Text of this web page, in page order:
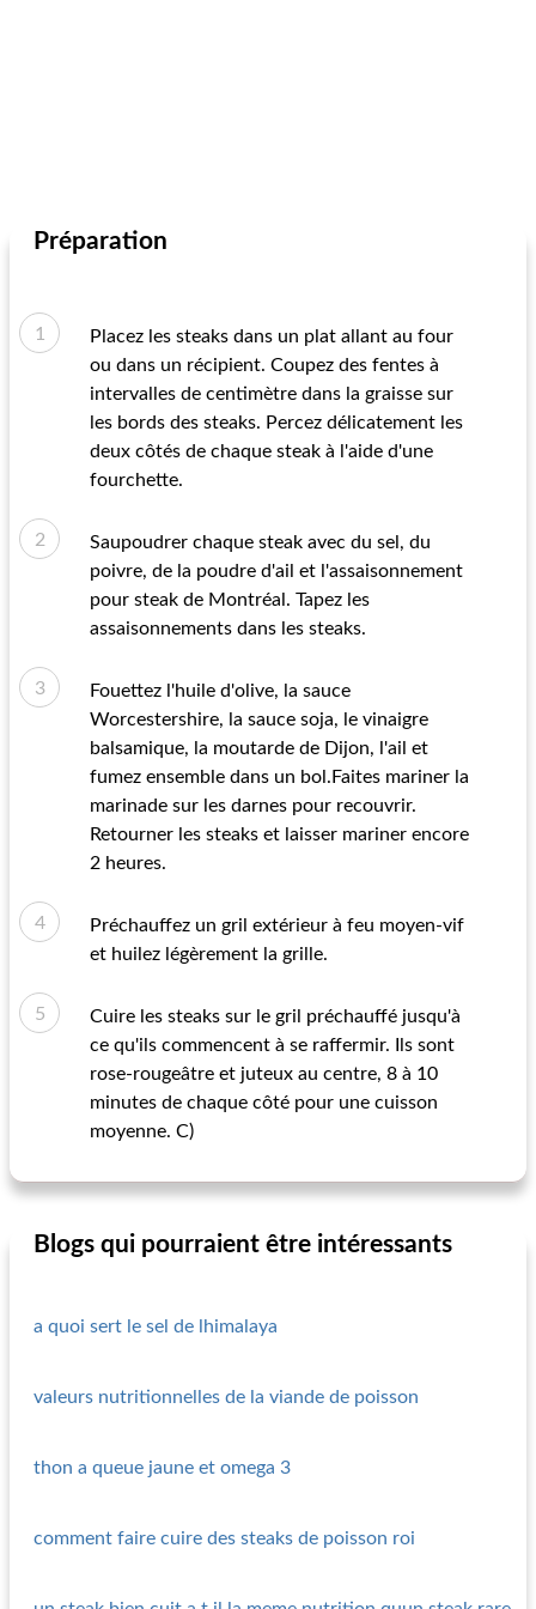
Préparation
Placez les steaks dans un plat allant au four
ou dans un récipient. Coupez des fentes à
intervalles de centimètre dans la graisse sur
les bords des steaks. Percez délicatement les
deux côtés de chaque steak à l'aide d'une
fourchette.
Saupoudrer chaque steak avec du sel, du
poivre, de la poudre d'ail et l'assaisonnement
pour steak de Montréal. Tapez les
assaisonnements dans les steaks.
Fouettez l'huile d'olive, la sauce
Worcestershire, la sauce soja, le vinaigre
balsamique, la moutarde de Dijon, l'ail et
fumez ensemble dans un bol.Faites mariner la
marinade sur les darnes pour recouvrir.
Retourner les steaks et laisser mariner encore
2 heures.
Préchauffez un gril extérieur à feu moyen-vif
et huilez légèrement la grille.
Cuire les steaks sur le gril préchauffé jusqu'à
ce qu'ils commencent à se raffermir. Ils sont
rose-rougeâtre et juteux au centre, 8 à 10
minutes de chaque côté pour une cuisson
moyenne. C)
Blogs qui pourraient être intéressants
a quoi sert le sel de lhimalaya
valeurs nutritionnelles de la viande de poisson
thon a queue jaune et omega 3
comment faire cuire des steaks de poisson roi